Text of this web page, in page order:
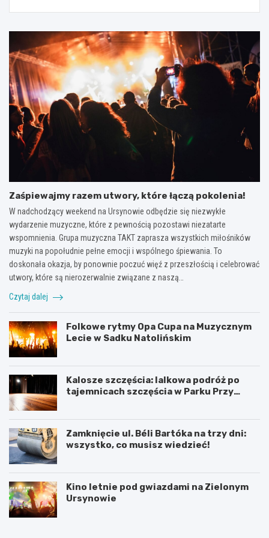
Zaśpiewajmy razem utwory, które łączą pokolenia!
W nadchodzący weekend na Ursynowie odbędzie się niezwykłe
wydarzenie muzyczne, które z pewnością pozostawi niezatarte
wspomnienia. Grupa muzyczna TAKT zaprasza wszystkich miłośników
muzyki na popołudnie pełne emocji i wspólnego śpiewania. To
doskonała okazja, by ponownie poczuć więź z przeszłością i celebrować
utwory, które są nierozerwalnie związane z naszą…
Czytaj dalej
Folkowe rytmy Opa Cupa na Muzycznym
Lecie w Sadku Natolińskim
Kalosze szczęścia: lalkowa podróż po
tajemnicach szczęścia w Parku Przy
Zamknięcie ul. Béli Bartóka na trzy dni:
wszystko, co musisz wiedzieć!
Kino letnie pod gwiazdami na Zielonym
Ursynowie
P
T